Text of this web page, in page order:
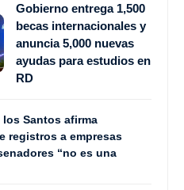
Gobierno entrega 1,500
becas internacionales y
anuncia 5,000 nuevas
ayudas para estudios en
RD
los Santos afirma
registros a empresas
“no es una